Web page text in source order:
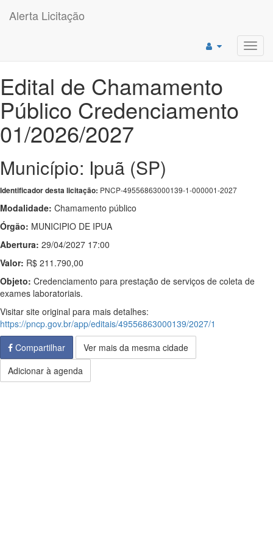
Alerta Licitação
Edital de Chamamento
Público Credenciamento
01/2026/2027
Município: Ipuã (SP)
Identificador desta licitação: PNCP-49556863000139-1-000001-2027
Modalidade: Chamamento público
Órgão: MUNICIPIO DE IPUA
Abertura: 29/04/2027 17:00
Valor: R$ 211.790,00
Objeto: Credenciamento para prestação de serviços de coleta de
exames laboratoriais.
Visitar site original para mais detalhes:
https://pncp.gov.br/app/editais/49556863000139/2027/1
Compartilhar
Ver mais da mesma cidade
Adicionar à agenda